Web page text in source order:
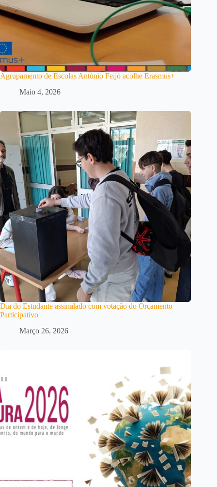
Agrupamento de Escolas António Feijó acolhe Erasmus+
Maio 4, 2026
Dia do Estudante assinalado com votação do Orçamento
Participativo
Março 26, 2026